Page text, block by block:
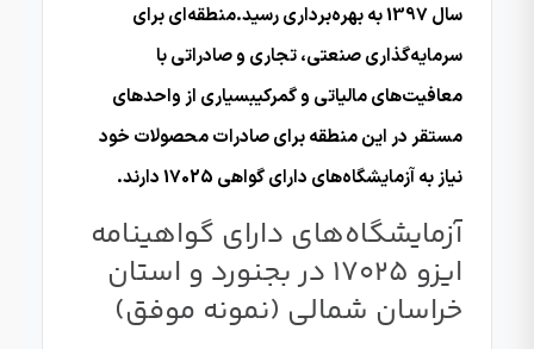
سال 1397 به بهره‌برداری رسید.منطقه‌ای برای
سرمایه‌گذاری صنعتی، تجاری و صادراتی با
معافیت‌های مالیاتی و گمرکیبسیاری از واحدهای
مستقر در این منطقه برای صادرات محصولات خود
نیاز به آزمایشگاه‌های دارای گواهی 17025 دارند.
آزمایشگاه‌های دارای گواهینامه
ایزو 17025 در بجنورد و استان
خراسان شمالی (نمونه موفق)